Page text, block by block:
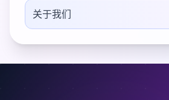
关于我们